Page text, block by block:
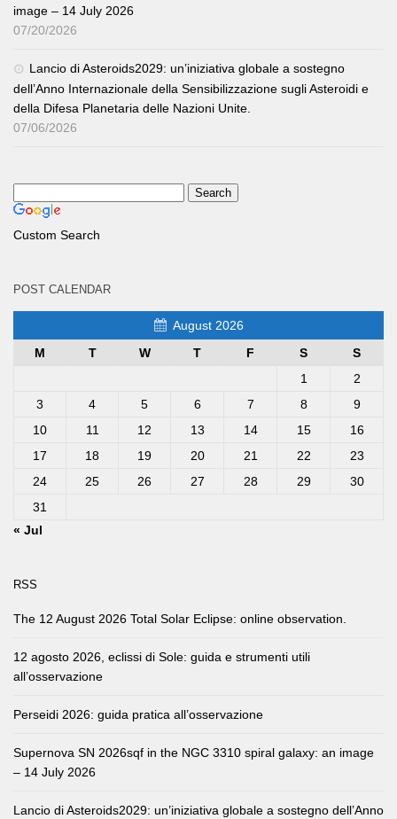
image – 14 July 2026
07/20/2026
Lancio di Asteroids2029: un’iniziativa globale a sostegno
dell’Anno Internazionale della Sensibilizzazione sugli Asteroidi e
della Difesa Planetaria delle Nazioni Unite.
07/06/2026
Custom Search
POST CALENDAR
August 2026
M
T W T F S
S
1
2
3
4 5 6 7 8
9
10
11 12 13 14 15
16
17
18 19 20 21 22
23
24
25 26 27 28 29
30
31
« Jul
RSS
The 12 August 2026 Total Solar Eclipse: online observation.
12 agosto 2026, eclissi di Sole: guida e strumenti utili
all’osservazione
Perseidi 2026: guida pratica all’osservazione
Supernova SN 2026sqf in the NGC 3310 spiral galaxy: an image
– 14 July 2026
Lancio di Asteroids2029: un’iniziativa globale a sostegno dell’Anno